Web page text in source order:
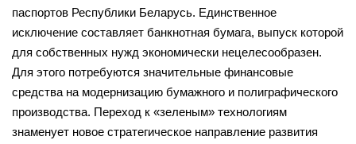
паспортов Республики Беларусь. Единственное
исключение составляет банкнотная бумага, выпуск которой
для собственных нужд экономически нецелесообразен.
Для этого потребуются значительные финансовые
средства на модернизацию бумажного и полиграфического
производства. Переход к «зеленым» технологиям
знаменует новое стратегическое направление развития